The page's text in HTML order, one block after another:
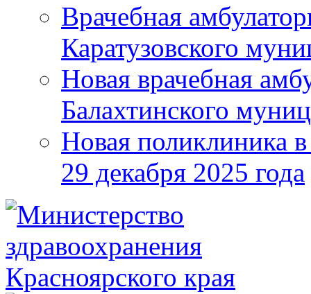
Врачебная
Каратузовского
Новая врачебная
Балахтинского
Новая поликлиника
29 декабря 2025 года